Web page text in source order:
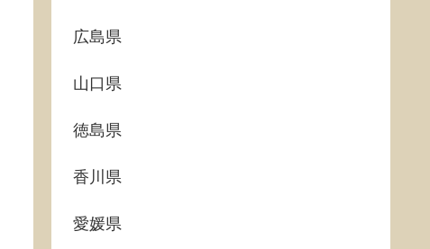
広島県
山口県
徳島県
香川県
愛媛県